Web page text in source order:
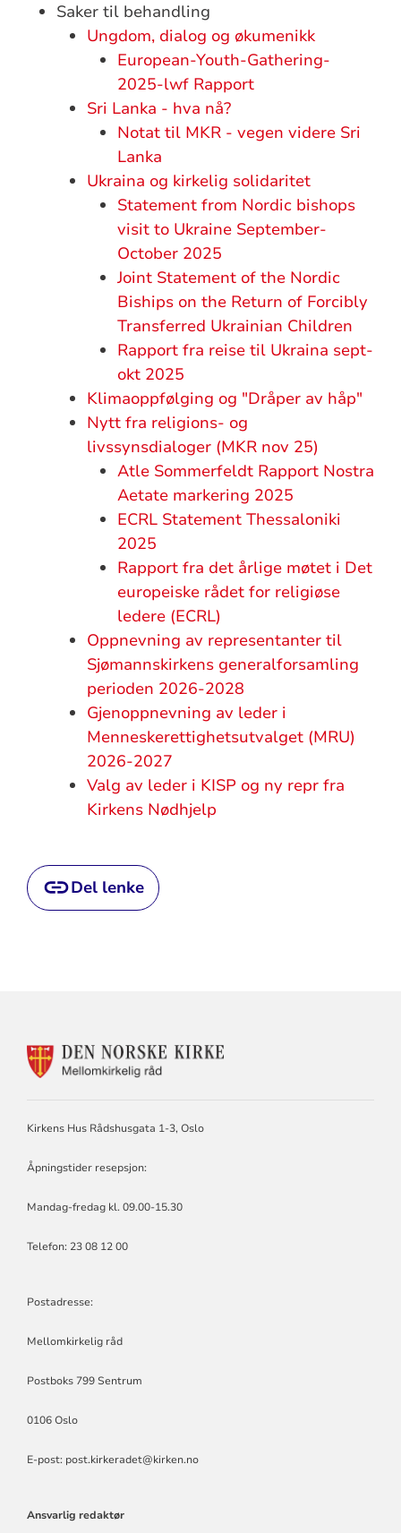
Saker til behandling
Ungdom, dialog og økumenikk
European-Youth-Gathering-
2025-lwf Rapport
Sri Lanka - hva nå?
Notat til MKR - vegen videre Sri
Lanka
Ukraina og kirkelig solidaritet
Statement from Nordic bishops
visit to Ukraine September-
October 2025
Joint Statement of the Nordic
Biships on the Return of Forcibly
Transferred Ukrainian Children
Rapport fra reise til Ukraina sept-
okt 2025
Klimaoppfølging og "Dråper av håp"
Nytt fra religions- og
livssynsdialoger (MKR nov 25)
Atle Sommerfeldt Rapport Nostra
Aetate markering 2025
ECRL Statement Thessaloniki
2025
Rapport fra det årlige møtet i Det
europeiske rådet for religiøse
ledere (ECRL)
Oppnevning av representanter til
Sjømannskirkens generalforsamling
perioden 2026-2028
Gjenoppnevning av leder i
Menneskerettighetsutvalget (MRU)
2026-2027
Valg av leder i KISP og ny repr fra
Kirkens Nødhjelp
Del lenke
KONTAKTINFORMASJON
Kirkens Hus Rådshusgata 1-3, Oslo
Åpningstider resepsjon:
Mandag-fredag kl. 09.00-15.30
Telefon: 23 08 12 00
Postadresse:
Mellomkirkelig råd
Postboks 799 Sentrum
0106 Oslo
E-post: post.kirkeradet@kirken.no
Ansvarlig redaktør